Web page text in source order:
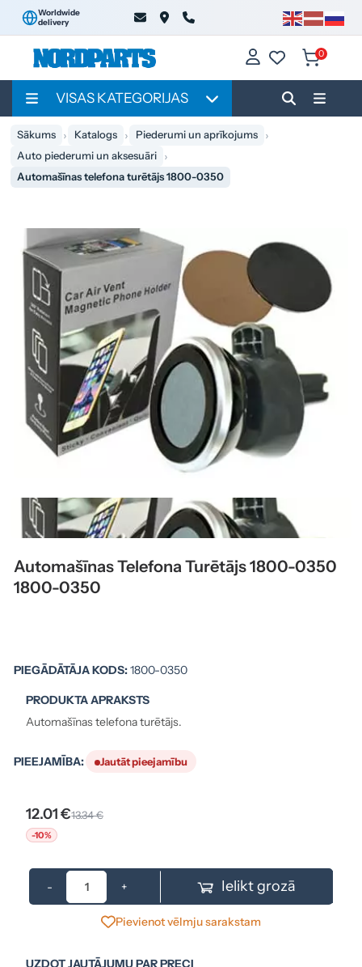
Worldwide
delivery
0
VISAS KATEGORIJAS
Sākums Katalogs
Piederumi un aprīkojums
Auto piederumi un aksesuāri
Automašīnas telefona turētājs 1800-0350
Automašīnas Telefona Turētājs 1800-0350
1800-0350
PIEGĀDĀTĀJA KODS:1800-0350
PRODUKTA APRAKSTS
Automašīnas telefona turētājs.
PIEEJAMĪBA: Jautāt pieejamību
12.01 €13.34 €
-10%
- + Ielikt grozā
Pievienot vēlmju sarakstam
UZDOT JAUTĀJUMU PAR PRECI